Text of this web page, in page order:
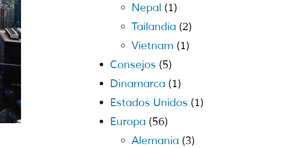
Nepal (1)
Tailandia (2)
Vietnam (1)
Consejos (5)
Dinamarca (1)
Estados Unidos (1)
Europa (56)
Alemania (3)